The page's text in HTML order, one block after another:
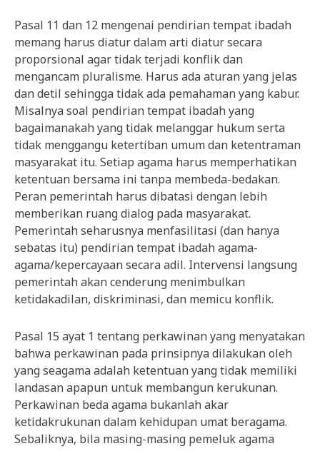
Pasal 11 dan 12 mengenai pendirian tempat ibadah
memang harus diatur dalam arti diatur secara
proporsional agar tidak terjadi konflik dan
mengancam pluralisme. Harus ada aturan yang jelas
dan detil sehingga tidak ada pemahaman yang kabur.
Misalnya soal pendirian tempat ibadah yang
bagaimanakah yang tidak melanggar hukum serta
tidak menggangu ketertiban umum dan ketentraman
masyarakat itu. Setiap agama harus memperhatikan
ketentuan bersama ini tanpa membeda-bedakan.
Peran pemerintah harus dibatasi dengan lebih
memberikan ruang dialog pada masyarakat.
Pemerintah seharusnya menfasilitasi (dan hanya
sebatas itu) pendirian tempat ibadah agama-
agama/kepercayaan secara adil. Intervensi langsung
pemerintah akan cenderung menimbulkan
ketidakadilan, diskriminasi, dan memicu konflik.
Pasal 15 ayat 1 tentang perkawinan yang menyatakan
bahwa perkawinan pada prinsipnya dilakukan oleh
yang seagama adalah ketentuan yang tidak memiliki
landasan apapun untuk membangun kerukunan.
Perkawinan beda agama bukanlah akar
ketidakrukunan dalam kehidupan umat beragama.
Sebaliknya, bila masing-masing pemeluk agama